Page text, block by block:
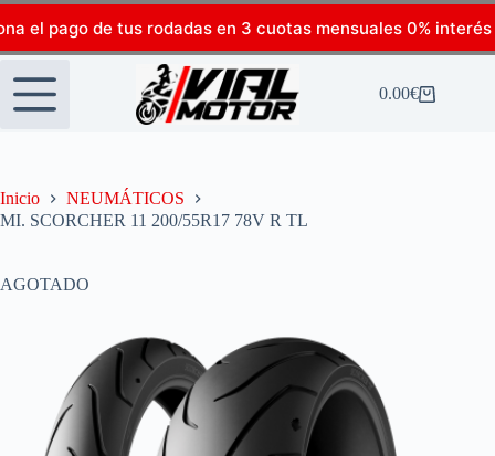
el pago de tus rodadas en 3 cuotas mensuales 0% interés
0.00€
Inicio
NEUMÁTICOS
MI. SCORCHER 11 200/55R17 78V R TL
AGOTADO